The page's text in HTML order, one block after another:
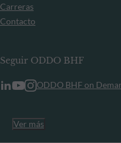
Carreras
Contacto
Seguir ODDO BHF
ODDO BHF on
Ver más